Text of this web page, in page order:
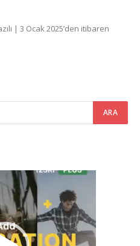
| 3 Ocak 2025’den itibaren